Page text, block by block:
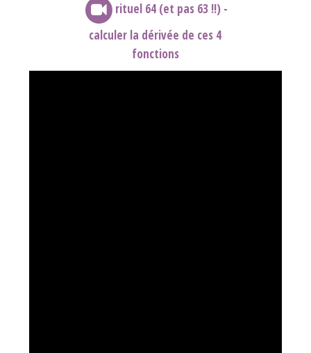
rituel 64 (et pas 63 !!) -
calculer la dérivée de ces 4
fonctions